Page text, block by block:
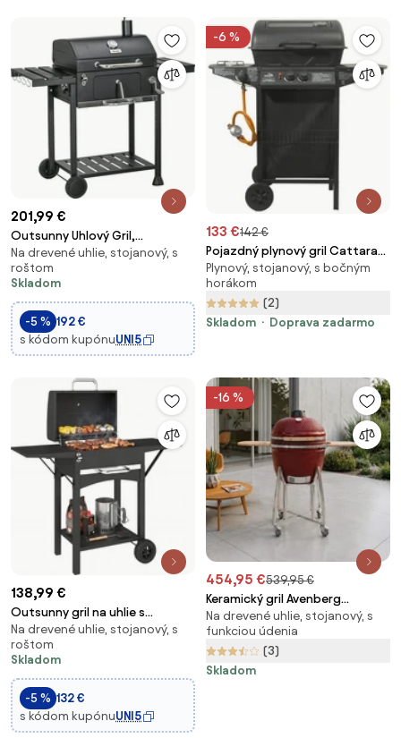
201,99 €
Outsunny Uhlový Gril,
Kempingový Gril s Dvoma Grilmi,
Skladací Bočný Stôl, Grilový
Vozík so Policou, BBQ Rukoväť,
Nerezová Oceľ, Čierna, 120 x 64
x 11
Na drevené uhlie, stojanový, s
roštom
Skladom
-5 % 192 €
s kódom kupónuUNI5
-6 %
133 €142 €
Pojazdný plynový gril Cattara
Party Window 2+1
Plynový, stojanový, s bočným
horákom
(2)
Skladom
Doprava zadarmo
138,99 €
Outsunny gril na uhlie s
poklopom – grilovací vozík s 2
bočnými stolíkmi, veľká varná
plocha, teplomer a kolieska, 110
× 46,5 × 101 cm (čierny) | Aoso
Na drevené uhlie, stojanový, s
roštom
Skladom
-5 % 132 €
s kódom kupónuUNI5
-16 %
454,95 €539,95 €
Keramický gril Avenberg
KAMADO XL červená
Na drevené uhlie, stojanový, s
funkciou údenia
(3)
Skladom